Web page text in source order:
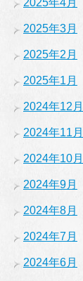
2025年3月
2025年2月
2025年1月
2024年12月
2024年11月
2024年10月
2024年9月
2024年8月
2024年7月
2024年6月